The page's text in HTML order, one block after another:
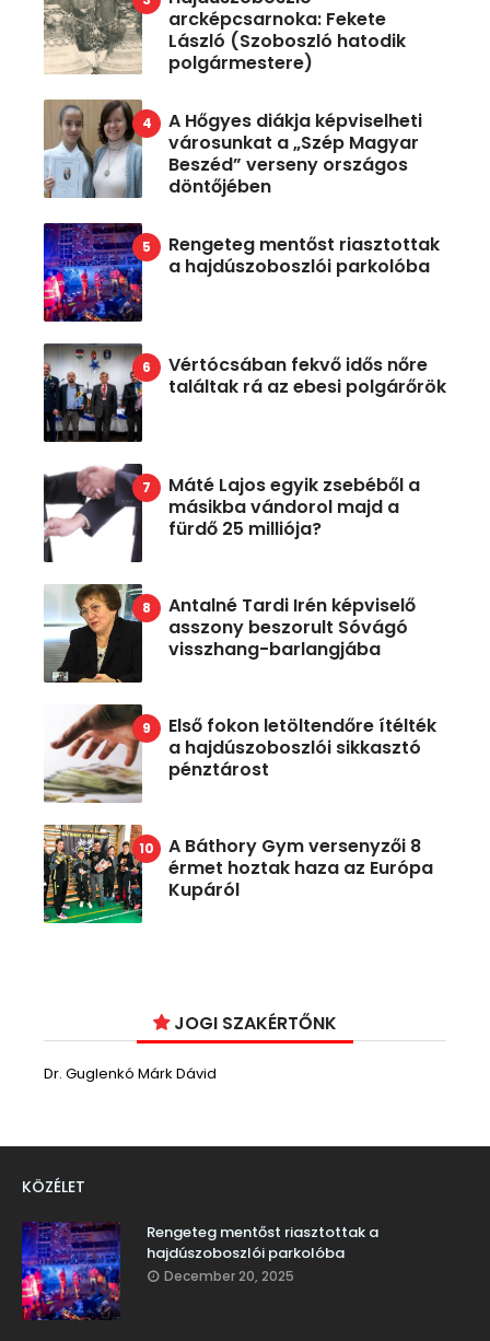
arcképcsarnoka: Fekete
László (Szoboszló hatodik
polgármestere)
A Hőgyes diákja képviselheti
városunkat a „Szép Magyar
Beszéd” verseny országos
döntőjében
Rengeteg mentőst riasztottak
a hajdúszoboszlói parkolóba
Vértócsában fekvő idős nőre
találtak rá az ebesi polgárőrök
Máté Lajos egyik zsebéből a
másikba vándorol majd a
fürdő 25 milliója?
Antalné Tardi Irén képviselő
asszony beszorult Sóvágó
visszhang-barlangjába
Első fokon letöltendőre ítélték
a hajdúszoboszlói sikkasztó
pénztárost
A Báthory Gym versenyzői 8
érmet hoztak haza az Európa
Kupáról
JOGI SZAKÉRTŐNK
Dr. Guglenkó Márk Dávid
KÖZÉLET
Rengeteg mentőst riasztottak a
hajdúszoboszlói parkolóba
December 20, 2025